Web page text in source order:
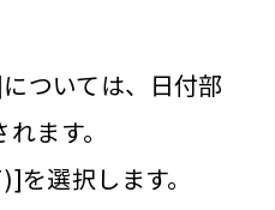
ついては、日付部
ます。
選択します。